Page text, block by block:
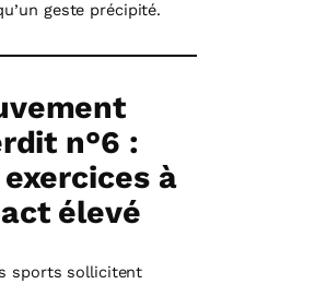
geste précipité.
n°6 :
exercices à
élevé
sports sollicitent